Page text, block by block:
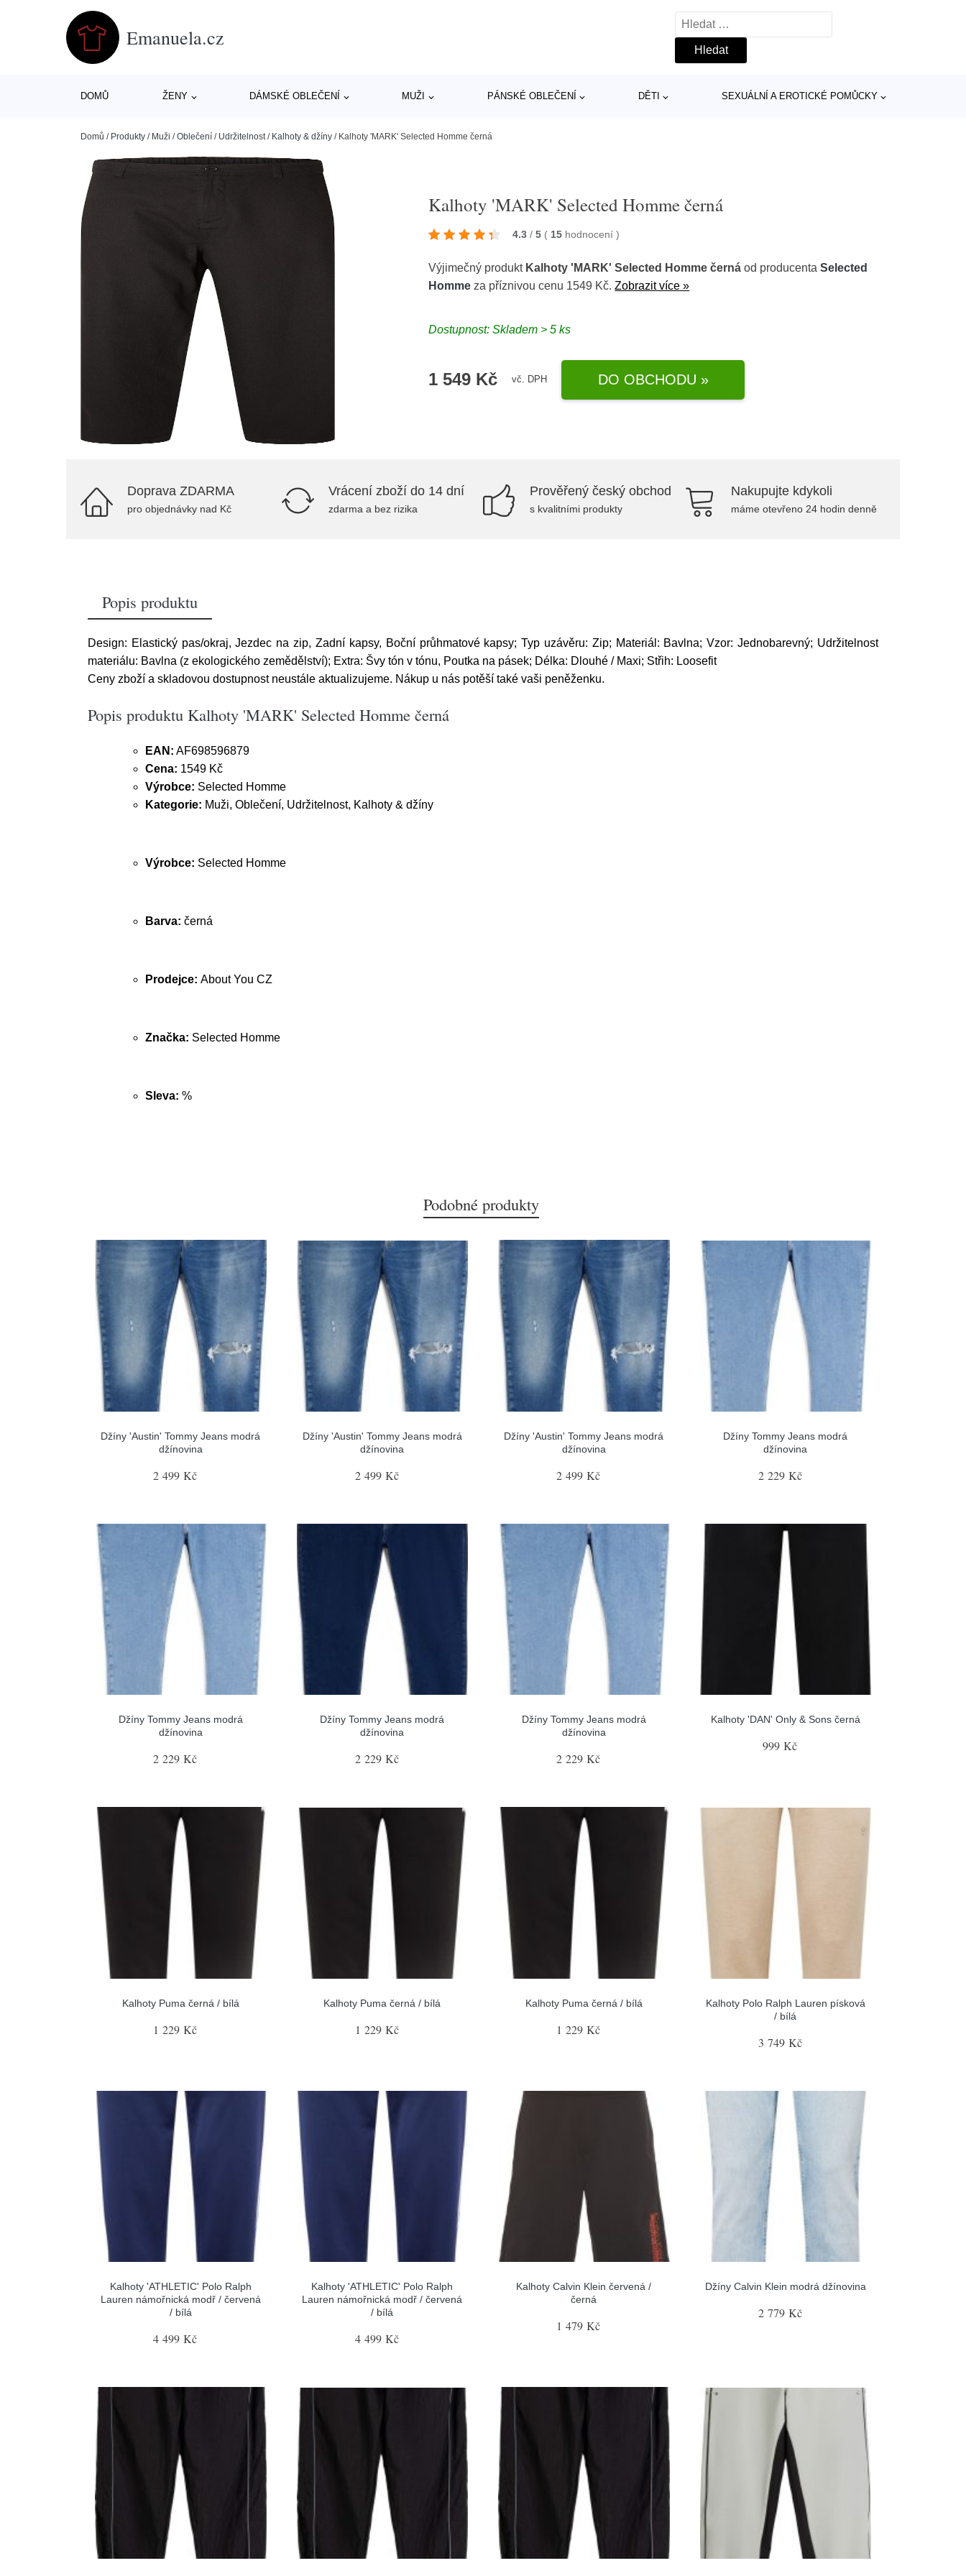
Emanuela.cz
Vyhledávání
DOMŮ ŽENY DÁMSKÉ OBLEČENÍ MUŽI PÁNSKÉ OBLEČENÍ DĚTI SEXUÁLNÍ A EROTICKÉ POMŮCKY
Domů / Produkty / Muži /Oblečení / Udržitelnost/ Kalhoty & džíny / Kalhoty 'MARK' Selected Homme černá
Kalhoty 'MARK' Selected Homme černá
4.3 / 5 ( 15 hodnocení)
Výjimečný produkt Kalhoty 'MARK' Selected Homme černá od producentaSelected
Homme za příznivou cenu 1549 Kč.Zobrazit více »
Dostupnost: Skladem > 5 ks
1 549 Kč vč. DPH DO OBCHODU »
Doprava ZDARMA
pro objednávky nad Kč
Vrácení zboží do 14 dní
zdarma a bez rizika
Prověřený český obchod
s kvalitními produkty
Nakupujte kdykoli
máme otevřeno 24 hodin denně
Popis produktu
Design: Elastický pas/okraj, Jezdec na zip, Zadní kapsy, Boční průhmatové kapsy; Typ uzávěru: Zip; Materiál: Bavlna; Vzor: Jednobarevný; Udržitelnost
materiálu: Bavlna (z ekologického zemědělství); Extra: Švy tón v tónu, Poutka na pásek; Délka: Dlouhé / Maxi; Střih: Loosefit
Ceny zboží a skladovou dostupnost neustále aktualizujeme. Nákup u nás potěší také vaši peněženku.
Popis produktu Kalhoty 'MARK' Selected Homme černá
EAN: AF698596879
Cena: 1549 Kč
Výrobce: Selected Homme
Kategorie: Muži, Oblečení, Udržitelnost, Kalhoty & džíny
Výrobce: Selected Homme
Barva: černá
Prodejce: About You CZ
Značka: Selected Homme
Sleva: %
Podobné produkty
Džíny 'Austin' Tommy Jeans modrá
džínovina
2 499 Kč
Džíny 'Austin' Tommy Jeans modrá
džínovina
2 499 Kč
Džíny 'Austin' Tommy Jeans modrá
džínovina
2 499 Kč
Džíny Tommy Jeans modrá
džínovina
2 229 Kč
Džíny Tommy Jeans modrá
džínovina
2 229 Kč
Džíny Tommy Jeans modrá
džínovina
2 229 Kč
Džíny Tommy Jeans modrá
džínovina
2 229 Kč
Kalhoty 'DAN' Only & Sons černá
999 Kč
Kalhoty Puma černá / bílá
1 229 Kč
Kalhoty Puma černá / bílá
1 229 Kč
Kalhoty Puma černá / bílá
1 229 Kč
Kalhoty Polo Ralph Lauren písková
/ bílá
3 749 Kč
Kalhoty 'ATHLETIC' Polo Ralph
Lauren námořnická modř / červená
/ bílá
4 499 Kč
Kalhoty 'ATHLETIC' Polo Ralph
Lauren námořnická modř / červená
/ bílá
4 499 Kč
Kalhoty Calvin Klein červená /
černá
1 479 Kč
Džíny Calvin Klein modrá džínovina
2 779 Kč